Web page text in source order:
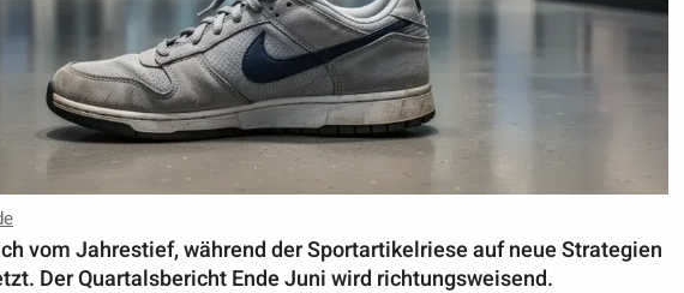
vom Jahrestief, während der Sportartikelriese auf neue Strategien
Der Quartalsbericht Ende Juni wird richtungsweisend.